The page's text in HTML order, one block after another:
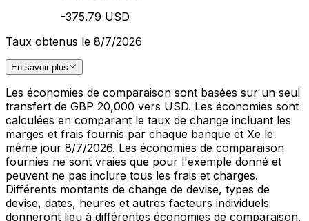
-375.79 USD
Taux obtenus le 8/7/2026
En savoir plus
Les économies de comparaison sont basées sur un seul
transfert de GBP 20,000 vers USD. Les économies sont
calculées en comparant le taux de change incluant les
marges et frais fournis par chaque banque et Xe le
même jour 8/7/2026. Les économies de comparaison
fournies ne sont vraies que pour l'exemple donné et
peuvent ne pas inclure tous les frais et charges.
Différents montants de change de devise, types de
devise, dates, heures et autres facteurs individuels
donneront lieu à différentes économies de comparaison.